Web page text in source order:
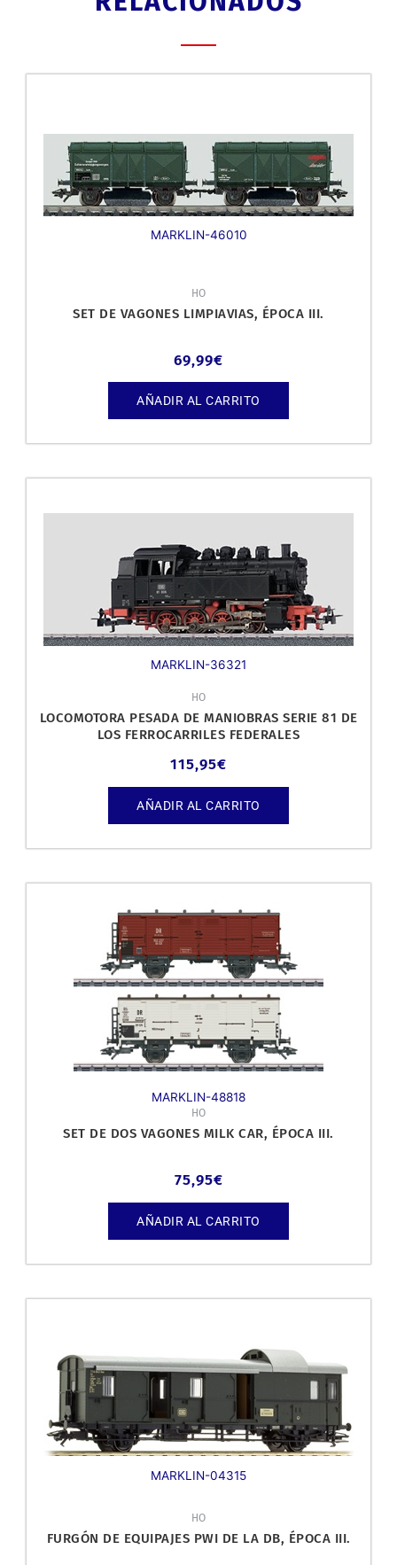
MARKLIN-46010
HO
SET DE VAGONES LIMPIAVIAS, ÉPOCA III.
69,99€
AÑADIR AL CARRITO
MARKLIN-36321
HO
LOCOMOTORA PESADA DE MANIOBRAS SERIE 81 DE
LOS FERROCARRILES FEDERALES
115,95€
AÑADIR AL CARRITO
MARKLIN-48818
HO
SET DE DOS VAGONES MILK CAR, ÉPOCA III.
75,95€
AÑADIR AL CARRITO
MARKLIN-04315
HO
FURGÓN DE EQUIPAJES PWI DE LA DB, ÉPOCA III.